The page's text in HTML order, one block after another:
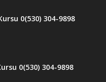
0(530) 304-9898
0(530) 304-9898